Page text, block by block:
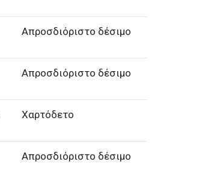
Απροσδιόριστο δέσιμο
Απροσδιόριστο δέσιμο
Χαρτόδετο
Απροσδιόριστο δέσιμο